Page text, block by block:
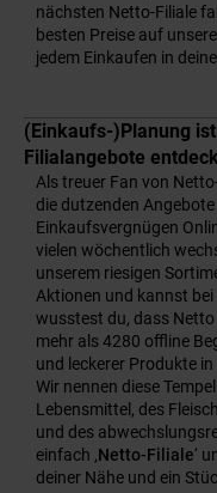
nächsten Netto-Filiale
besten Preise auf
jedem Einkaufen in
(Einkaufs-)Planung
Filialangebote
Als treuer Fan von
die dutzenden
Einkaufsvergnügen
vielen wöchentlich
unserem riesigen
Aktionen und kannst
wusstest du, dass Netto
mehr als 4280 offline
und leckerer Produkte
Wir nennen diese
Lebensmittel, des
und des
einfach ‚ Netto-Filiale‘
deiner Nähe und ein